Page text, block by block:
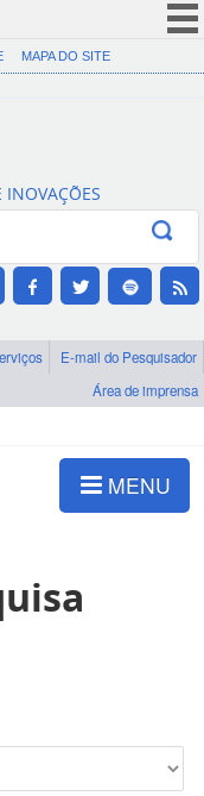
(COVID-19)
Canais
MAPA DO SITE
E-mail do Pesquisador
Área de imprensa
MENU